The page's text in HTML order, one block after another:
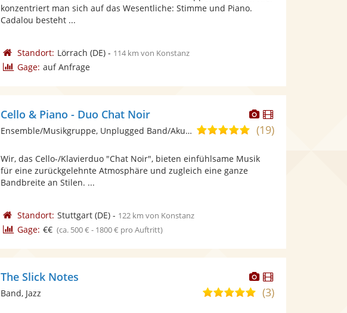
bereit.
konzentriert man sich auf das Wesentliche: Stimme und Piano.
Cadalou besteht ...
Standort: Lörrach (DE)- 114 km von Konstanz
Gage: auf Anfrage
Dieser
Künstler
stellt
Dieser
Künstler
Cello & Piano - Duo Chat Noir
5,0
5
(19)
Ensemble/Musikgruppe, Unplugged Band/Akustik Band
Wir, das Cello-/Klavierduo "Chat Noir", bieten einfühlsame Musik
für eine zurückgelehnte Atmosphäre und zugleich eine ganze
Bandbreite an Stilen. ...
Standort: Stuttgart(DE)- 122 km von Konstanz
Gage: €€ (ca. 500 € - 1800 € pro Auftritt)
Dieser
Künstler
stellt
Dieser
Künstler
The Slick Notes
5,0(3)
Band, Jazz